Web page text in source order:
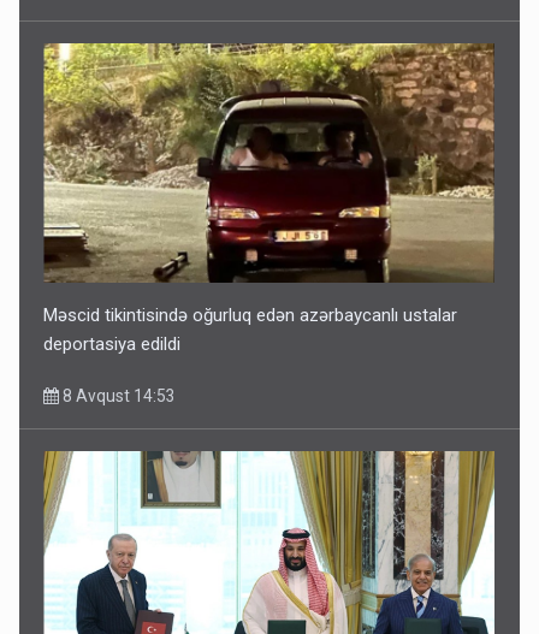
Məscid tikintisində oğurluq edən azərbaycanlı ustalar
deportasiya edildi
8 Avqust 14:53